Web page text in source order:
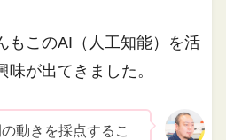
もこのAI（人工知能）を活
が出てきました。
動きを採点するこ